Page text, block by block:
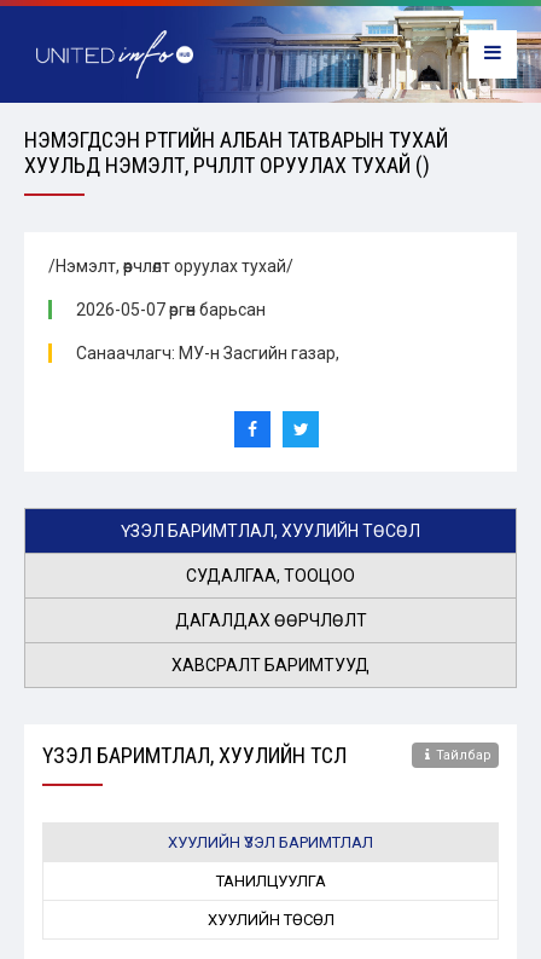
НЭМЭГДСЭН ӨРТГИЙН АЛБАН ТАТВАРЫН ТУХАЙ
ХУУЛЬД НЭМЭЛТ, ӨӨРЧЛӨЛТ ОРУУЛАХ ТУХАЙ ()
/Нэмэлт, өөрчлөлт оруулах тухай/
2026-05-07 өргөн барьсан
Санаачлагч: МУ-н Засгийн газар,
ҮЗЭЛ БАРИМТЛАЛ, ХУУЛИЙН ТӨСӨЛ
СУДАЛГАА, ТООЦОО
ДАГАЛДАХ ӨӨРЧЛӨЛТ
ХАВСРАЛТ БАРИМТУУД
ҮЗЭЛ БАРИМТЛАЛ, ХУУЛИЙН ТӨСӨЛ Тайлбар
ХУУЛИЙН ҮЗЭЛ БАРИМТЛАЛ
ТАНИЛЦУУЛГА
ХУУЛИЙН ТӨСӨЛ